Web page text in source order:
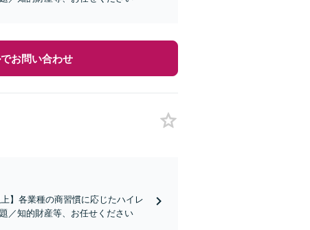
お問い合わせ
】各業種の商習慣に応じたハイレ
／知的財産等、お任せください